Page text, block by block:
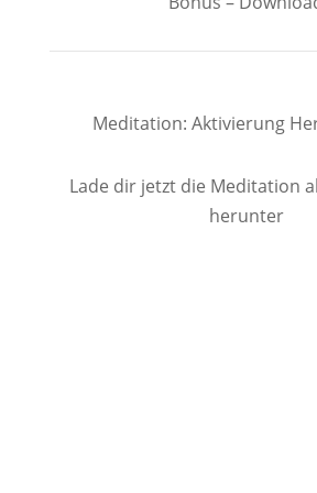
Meditation: Aktivierung
Lade dir jetzt die Meditation
herunter